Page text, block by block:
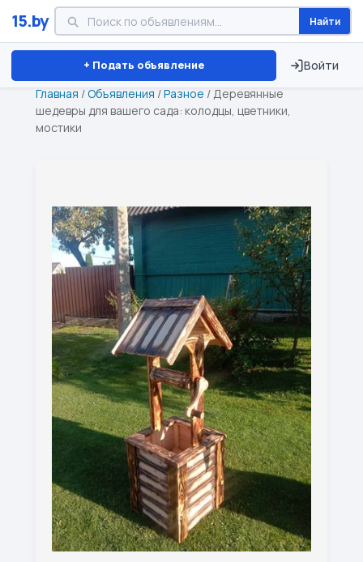
15.by Найти
+ Подать объявление Войти
Минск Витебск Брест ⏱ ТОЛЬКО 15 ДНЕЙ
Главная /Объявления /Разное / Деревянные
шедевры для вашего сада: колодцы, цветники,
мостики